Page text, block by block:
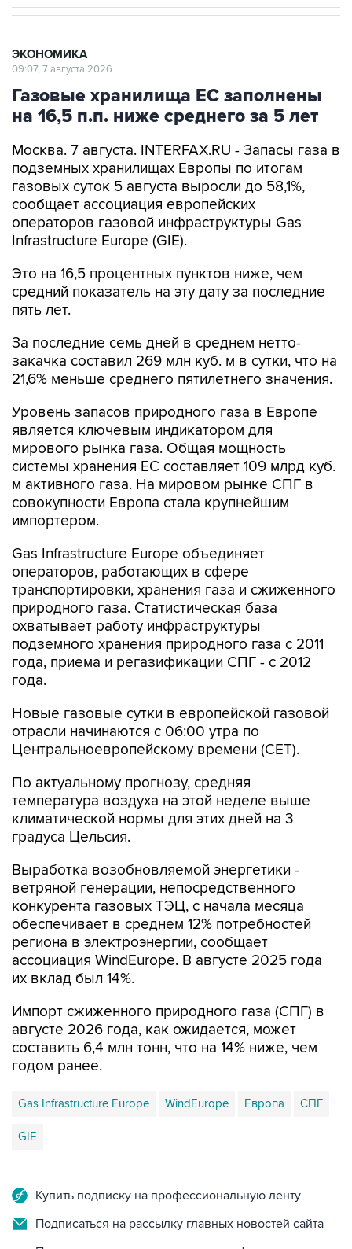
Газовые хранилища ЕС заполнены
на 16,5 п.п. ниже среднего за 5 лет
Москва. 7 августа. INTERFAX.RU - Запасы газа в
газовых суток 5 августа выросли до 58,1%,
сообщает ассоциация европейских
операторов газовой инфраструктуры Gas
Infrastructure Europe (GIE).
Это на 16,5 процентных пунктов ниже, чем
пять лет.
За последние семь дней в среднем нетто-
21,6% меньше среднего пятилетнего значения.
Уровень запасов природного газа в Европе
мирового рынка газа. Общая мощность
системы хранения ЕС составляет 109 млрд куб.
м активного газа. На мировом рынке СПГ в
совокупности Европа стала крупнейшим
импортером.
Gas Infrastructure Europe объединяет
транспортировки, хранения газа и сжиженного
природного газа. Статистическая база
охватывает работу инфраструктуры
подземного хранения природного газа с 2011
года, приема и регазификации СПГ - с 2012
года.
Новые газовые сутки в европейской газовой
Центральноевропейскому времени (CET).
По актуальному прогнозу, средняя
климатической нормы для этих дней на 3
градуса Цельсия.
Выработка возобновляемой энергетики -
конкурента газовых ТЭЦ, с начала месяца
обеспечивает в среднем 12% потребностей
региона в электроэнергии, сообщает
ассоциация WindEurope. В августе 2025 года
их вклад был 14%.
Импорт сжиженного природного газа (СПГ) в
составить 6,4 млн тонн, что на 14% ниже, чем
годом ранее.
Gas Infrastructure Europe
GIE
Подписаться на рассылку главных новостей сайта
Получать оперативные новости в официальном